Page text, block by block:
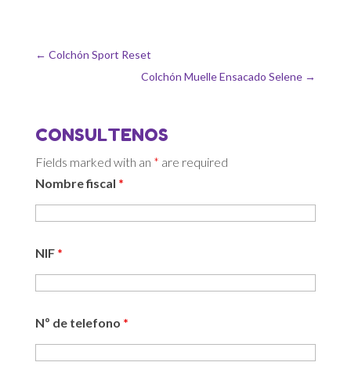
← Colchón Sport Reset
Colchón Muelle Ensacado Selene →
CONSULTENOS
Fields marked with an * are required
Nombre fiscal *
NIF *
Nº de telefono *